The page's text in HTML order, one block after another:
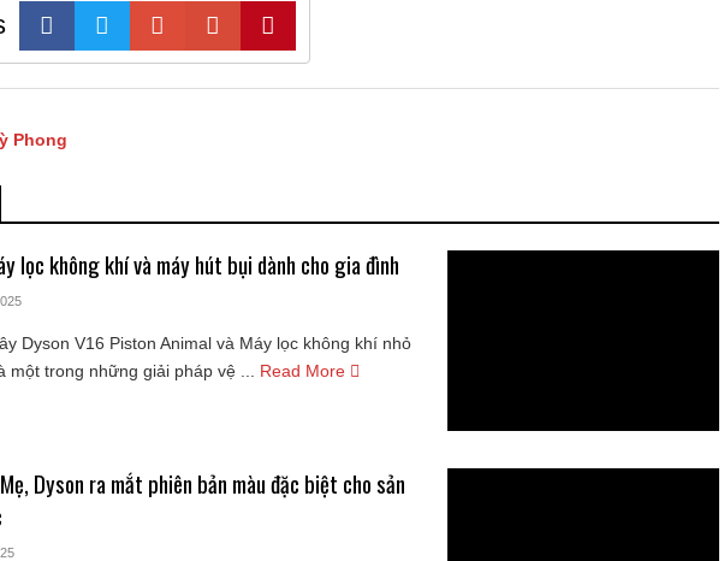
Phong
lọc không khí và máy hút bụi dành cho gia đình
Dyson V16 Piston Animal và Máy lọc không khí nhỏ
một trong những giải pháp vệ ...
Read More
Dyson ra mắt phiên bản màu đặc biệt cho sản